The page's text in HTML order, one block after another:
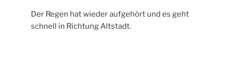
Der Regen hat wieder aufgehört und es geht
schnell in Richtung Altstadt.